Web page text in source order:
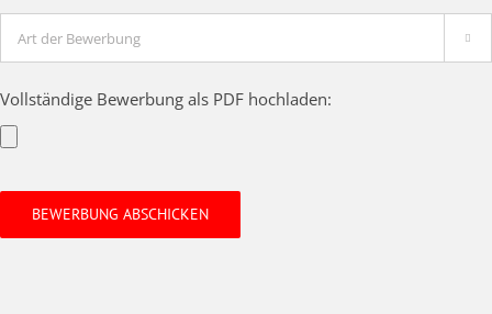

Vollständige Bewerbung als PDF hochladen: